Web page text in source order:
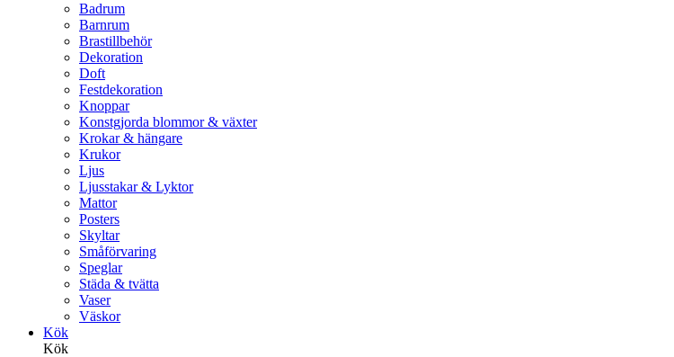
Badrum
Barnrum
Brastillbehör
Dekoration
Doft
Festdekoration
Knoppar
Konstgjorda blommor & växter
Krokar & hängare
Krukor
Ljus
Ljusstakar & Lyktor
Mattor
Posters
Skyltar
Småförvaring
Speglar
Städa & tvätta
Vaser
Väskor
Kök
Kök